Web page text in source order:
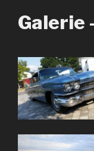
Galerie